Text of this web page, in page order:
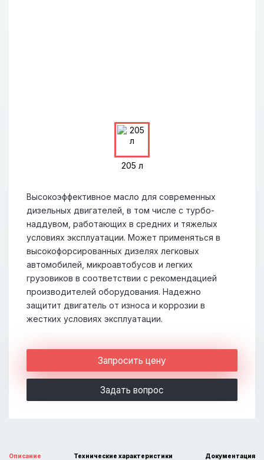
Высокоэффективное масло для современных
дизельных двигателей, в том числе с турбо-
наддувом, работающих в средних и тяжелых
условиях эксплуатации. Может применяться в
высокофорсированных дизелях легковых
автомобилей, микроавтобусов и легких
грузовиков в соответствии с рекомендацией
производителей оборудования. Надежно
защитит двигатель от износа и коррозии в
жестких условиях эксплуатации.
205 л
Запросить цену
Задать вопрос
Описание Технические характеристики Документация